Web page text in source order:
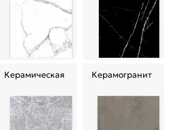
Керамическая Керамогранит